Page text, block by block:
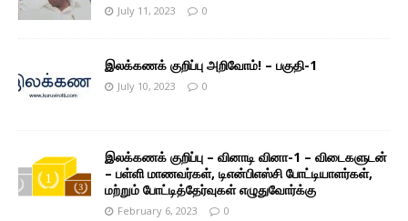
July 11, 2023 0
இலக்கணக் குறிப்பு அறிவோம்! – பகுதி-1
July 10, 2023 0
இலக்கணக் குறிப்பு – வினாடி வினா-1 – விடைகளுடன்
– பள்ளி மாணவர்கள், டிஎன்பிஎஸ்சி போட்டியாளர்கள்,
மற்றும் போட்டித்தேர்வுகள் எழுதுவோர்க்கு
February 6, 2023 0